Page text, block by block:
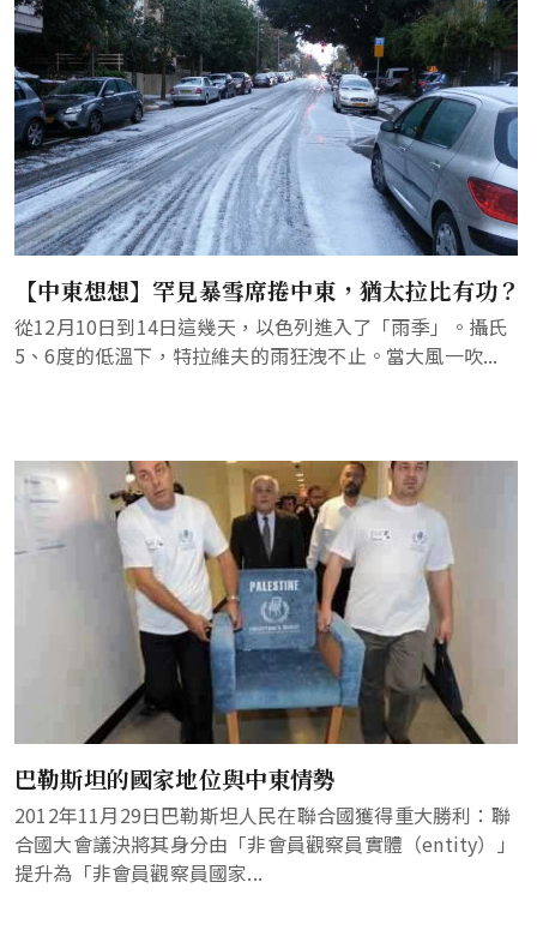
【中東想想】罕見暴雪席捲中東，猶太拉比有功？
從12月10日到14日這幾天，以色列進入了「雨季」。攝氏
5、6度的低溫下，特拉維夫的雨狂洩不止。當大風一吹...
巴勒斯坦的國家地位與中東情勢
2012年11月29日巴勒斯坦人民在聯合國獲得重大勝利：聯
合國大會議決將其身分由「非會員觀察員實體（entity）」
提升為「非會員觀察員國家...